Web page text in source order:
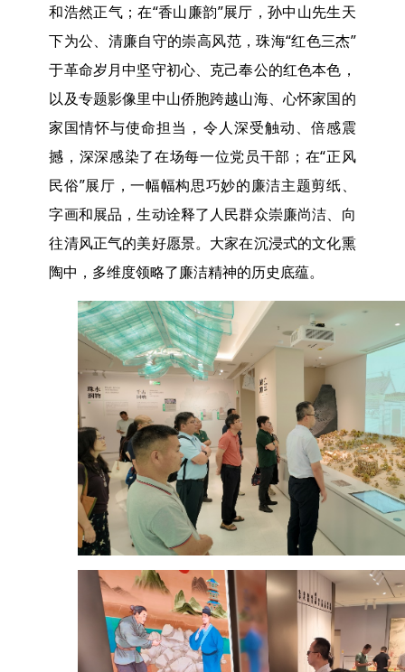
和浩然正气；在“香山廉韵”展厅，孙中山先生天
下为公、清廉自守的崇高风范，珠海“红色三杰”
于革命岁月中坚守初心、克己奉公的红色本色，
以及专题影像里中山侨胞跨越山海、心怀家国的
家国情怀与使命担当，令人深受触动、倍感震
撼，深深感染了在场每一位党员干部；在“正风
民俗”展厅，一幅幅构思巧妙的廉洁主题剪纸、
字画和展品，生动诠释了人民群众崇廉尚洁、向
往清风正气的美好愿景。大家在沉浸式的文化熏
陶中，多维度领略了廉洁精神的历史底蕴。